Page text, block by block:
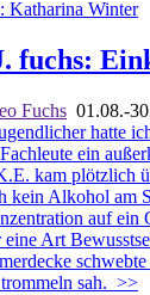
fuchs:
Fuchs 01.08.-
hatte
ein
kam plötzlich
kein Alkohol am
auf ein
Art
sah. >>